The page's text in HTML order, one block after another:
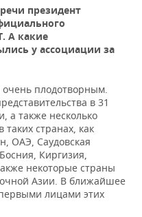
президент
А какие
у ассоциации за
плодотворным.
в 31
а также несколько
странах, как
ОАЭ, Саудовская
Киргизия,
некоторые страны
Азии. В ближайшее
лицами этих